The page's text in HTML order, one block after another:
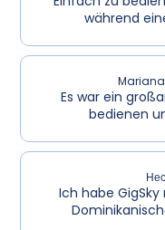
während
Es war ein
bedienen
Нес
Ich habe